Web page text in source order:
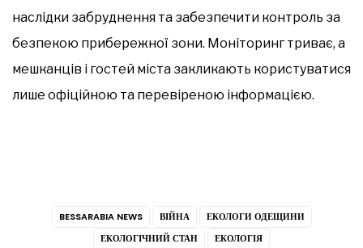
наслідки забруднення та забезпечити контроль за
безпекою прибережної зони. Моніторинг триває, а
мешканців і гостей міста закликають користуватися
лише офіційною та перевіреною інформацією.
BESSARABIA NEWS ВІЙНА
ЕКОЛОГИ ОДЕЩИНИ
ЕКОЛОГІЧНИЙ СТАН
ЕКОЛОГІЯ